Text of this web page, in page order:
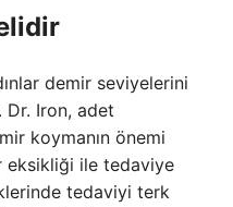
demir seviyelerini
Dr. Iron, adet
koymanın önemi
eksikliği ile tedaviye
tedaviyi terk